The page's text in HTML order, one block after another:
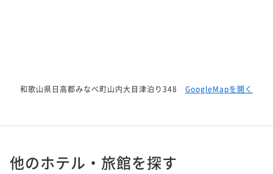
和歌山県日高郡みなべ町山内大目津泊り348 GoogleMapを開く
他のホテル・旅館を探す